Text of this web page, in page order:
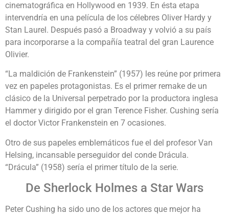
cinematográfica en Hollywood en 1939. En ésta etapa
intervendría en una película de los célebres Oliver Hardy y
Stan Laurel. Después pasó a Broadway y volvió a su país
para incorporarse a la compañía teatral del gran Laurence
Olivier.
“La maldición de Frankenstein” (1957) les reúne por primera
vez en papeles protagonistas. Es el primer remake de un
clásico de la Universal perpetrado por la productora inglesa
Hammer y dirigido por el gran Terence Fisher. Cushing sería
el doctor Victor Frankenstein en 7 ocasiones.
Otro de sus papeles emblemáticos fue el del profesor Van
Helsing, incansable perseguidor del conde Drácula.
“Drácula” (1958) sería el primer título de la serie.
De Sherlock Holmes a Star Wars
Peter Cushing ha sido uno de los actores que mejor ha